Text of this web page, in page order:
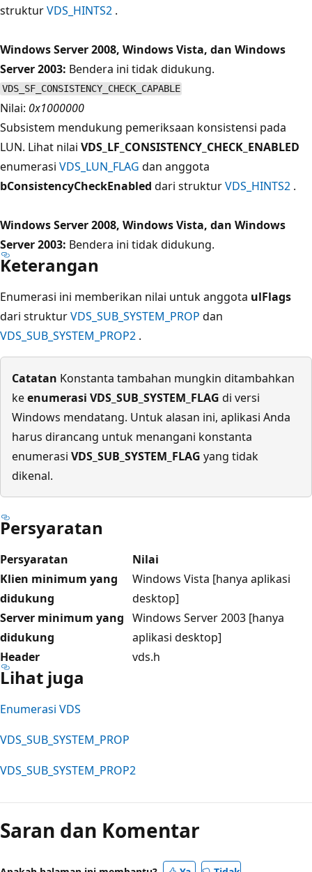
strukturVDS_HINTS2 .
Windows Server 2008, Windows Vista, dan Windows
Server 2003: Bendera ini tidak didukung.
VDS_SF_CONSISTENCY_CHECK_CAPABLE
Nilai: 0x1000000
Subsistem mendukung pemeriksaan konsistensi pada
LUN. Lihat nilai VDS_LF_CONSISTENCY_CHECK_ENABLED
enumerasi VDS_LUN_FLAG dan anggota
bConsistencyCheckEnabled dari strukturVDS_HINTS2 .
Windows Server 2008, Windows Vista, dan Windows
Server 2003: Bendera ini tidak didukung.
Keterangan
Enumerasi ini memberikan nilai untuk anggota ulFlags
dari strukturVDS_SUB_SYSTEM_PROP dan
VDS_SUB_SYSTEM_PROP2 .
Catatan Konstanta tambahan mungkin ditambahkan
keenumerasi VDS_SUB_SYSTEM_FLAG di versi
Windows mendatang. Untuk alasan ini, aplikasi Anda
harus dirancang untuk menangani konstanta
enumerasi VDS_SUB_SYSTEM_FLAG yang tidak
dikenal.
Persyaratan
Persyaratan
Nilai
Klien minimum yang
didukung
Windows Vista [hanya aplikasi
desktop]
Server minimum yang
didukung
Windows Server 2003 [hanya
aplikasi desktop]
Header
vds.h
Lihat juga
Enumerasi VDS
VDS_SUB_SYSTEM_PROP
VDS_SUB_SYSTEM_PROP2
Saran dan Komentar